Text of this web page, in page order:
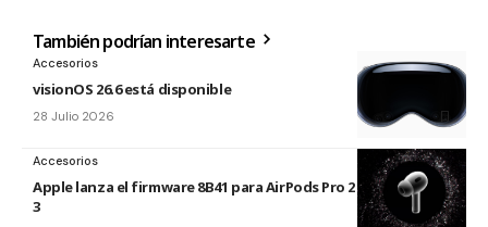
También podrían interesarte
Accesorios
visionOS 26.6 está disponible
28 Julio 2026
Accesorios
Apple lanza el firmware 8B41 para AirPods Pro 2 y AirPods Pro
3